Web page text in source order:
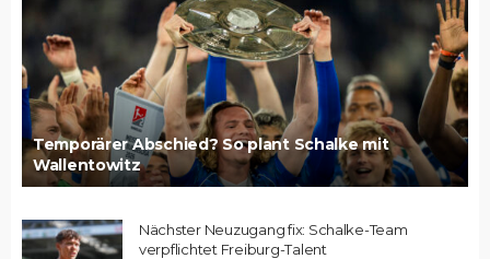
Temporärer Abschied? So plant Schalke mit
Wallentowitz
Nächster Neuzugang fix: Schalke-Team
verpflichtet Freiburg-Talent